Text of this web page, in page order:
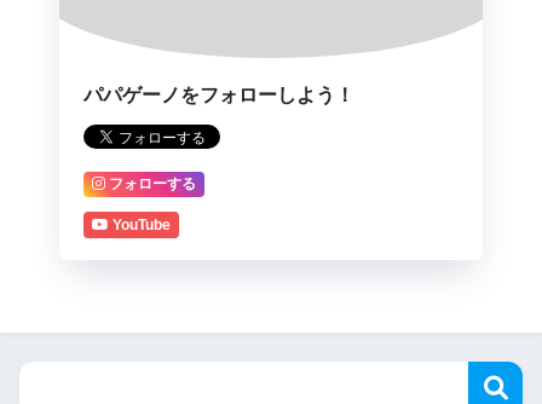
パパゲーノをフォローしよう！
フォローする
YouTube